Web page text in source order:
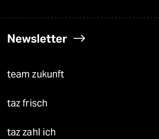
Newsletter
team zukunft
taz frisch
taz zahl ich